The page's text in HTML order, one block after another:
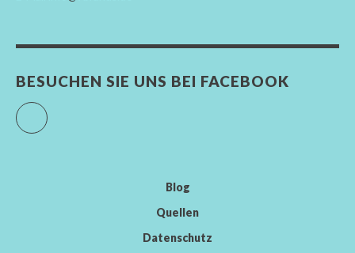
BESUCHEN SIE UNS BEI FACEBOOK
Facebook
Blog
Quellen
Datenschutz